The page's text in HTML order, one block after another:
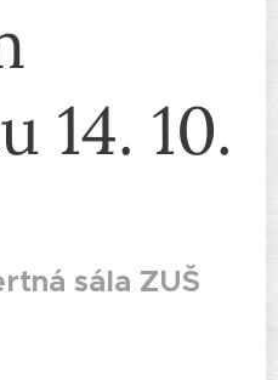
14. 10.
sála ZUŠ